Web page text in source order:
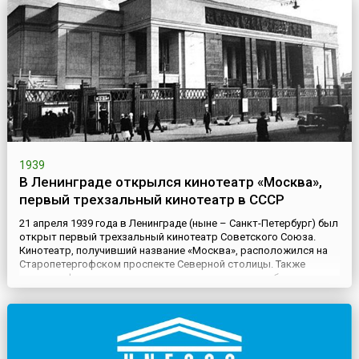
1939
В Ленинграде открылся кинотеатр «Москва»,
первый трехзальный кинотеатр в СССР
21 апреля 1939 года в Ленинграде (ныне – Санкт-Петербург) был
открыт первый трехзальный кинотеатр Советского Союза.
Кинотеатр, получивший название «Москва», расположился на
Старопетергофском проспекте Северной столицы. Также
известен факт, что при строительстве кинотеатра была
снесена церковь Святой Екатерины работы архитектора
Константина Тона.Кинотеатр «Москва» был построен по